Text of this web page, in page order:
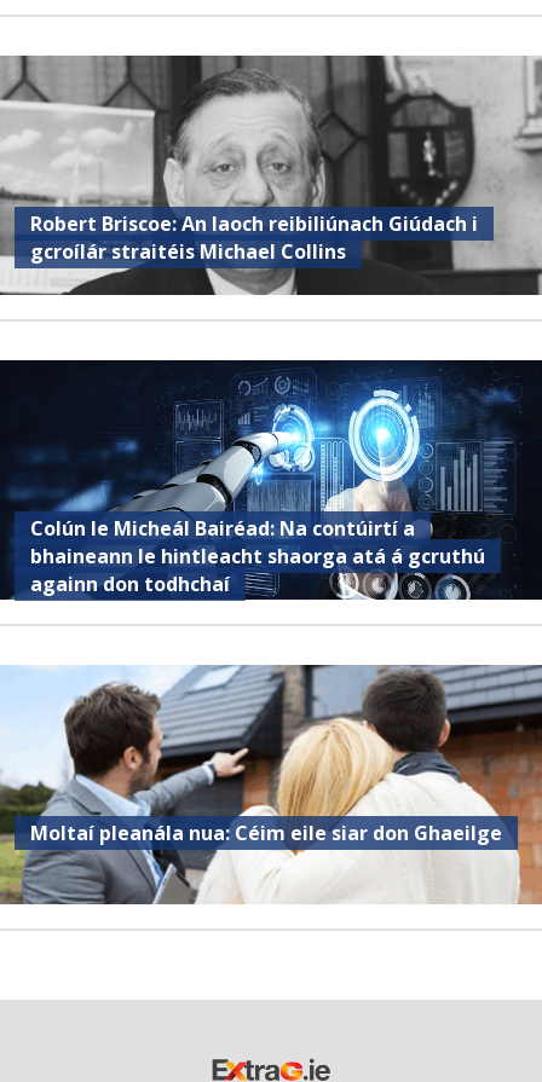
Robert Briscoe: An laoch reibiliúnach Giúdach i
gcroílár straitéis Michael Collins
Colún le Micheál Bairéad: Na contúirtí a
bhaineann le hintleacht shaorga atá á gcruthú
againn don todhchaí
Moltaí pleanála nua: Céim eile siar don Ghaeilge